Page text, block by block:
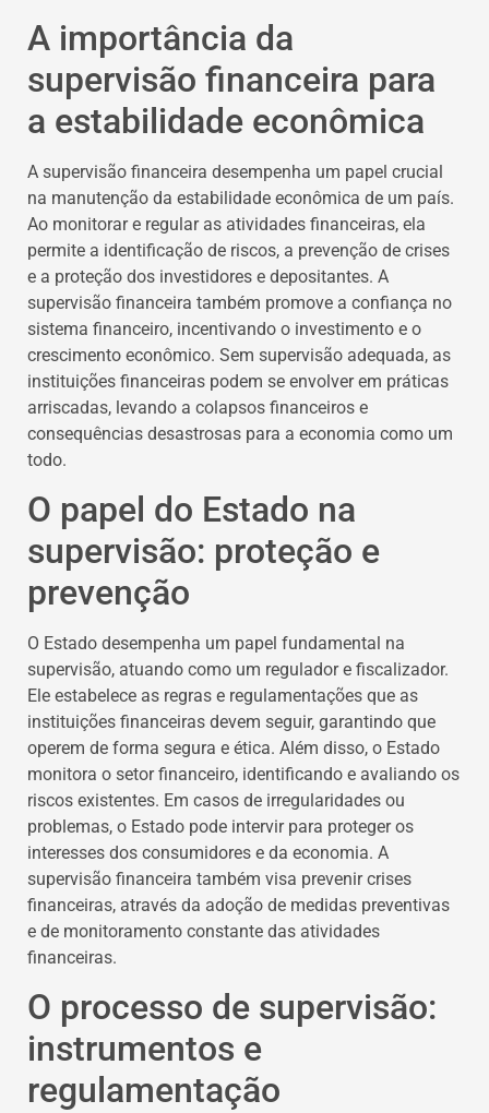
A importância da
supervisão financeira para
a estabilidade econômica
A supervisão financeira desempenha um papel crucial
na manutenção da estabilidade econômica de um país.
Ao monitorar e regular as atividades financeiras, ela
permite a identificação de riscos, a prevenção de crises
e a proteção dos investidores e depositantes. A
supervisão financeira também promove a confiança no
sistema financeiro, incentivando o investimento e o
crescimento econômico. Sem supervisão adequada, as
instituições financeiras podem se envolver em práticas
arriscadas, levando a colapsos financeiros e
consequências desastrosas para a economia como um
todo.
O papel do Estado na
supervisão: proteção e
prevenção
O Estado desempenha um papel fundamental na
supervisão, atuando como um regulador e fiscalizador.
Ele estabelece as regras e regulamentações que as
instituições financeiras devem seguir, garantindo que
operem de forma segura e ética. Além disso, o Estado
monitora o setor financeiro, identificando e avaliando os
riscos existentes. Em casos de irregularidades ou
problemas, o Estado pode intervir para proteger os
interesses dos consumidores e da economia. A
supervisão financeira também visa prevenir crises
financeiras, através da adoção de medidas preventivas
e de monitoramento constante das atividades
financeiras.
O processo de supervisão:
instrumentos e
regulamentação